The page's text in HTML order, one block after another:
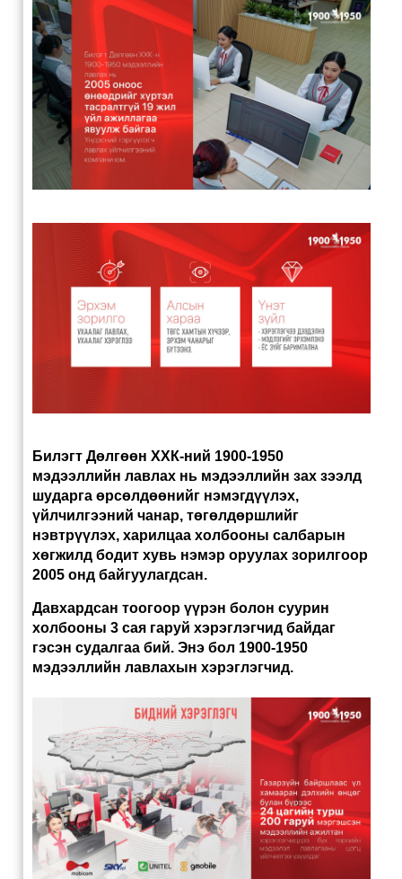
Билэгт Дөлгөөн ХХК-ний 1900-1950
мэдээллийн лавлах нь мэдээллийн зах зээлд
шударга өрсөлдөөнийг нэмэгдүүлэх,
үйлчилгээний чанар, төгөлдөршлийг
нэвтрүүлэх, харилцаа холбооны салбарын
хөгжилд бодит хувь нэмэр оруулах зорилгоор
2005 онд байгуулагдсан.
Давхардсан тоогоор үүрэн болон суурин
холбооны 3 сая гаруй хэрэглэгчид байдаг
гэсэн судалгаа бий. Энэ бол 1900-1950
мэдээллийн лавлахын хэрэглэгчид.